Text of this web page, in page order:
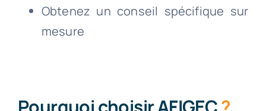
Obtenez un conseil spécifique sur
mesure